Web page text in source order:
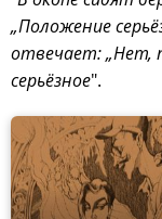
„Положение
отвечает: „Нет,
серьёзное".